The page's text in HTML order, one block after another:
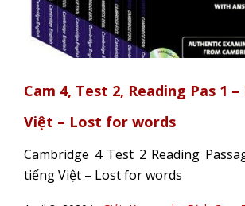
Cam 4, Test 2, Reading Pas 1
Việt – Lost for words
Cambridge 4 Test 2 Reading
tiếng Việt – Lost for words